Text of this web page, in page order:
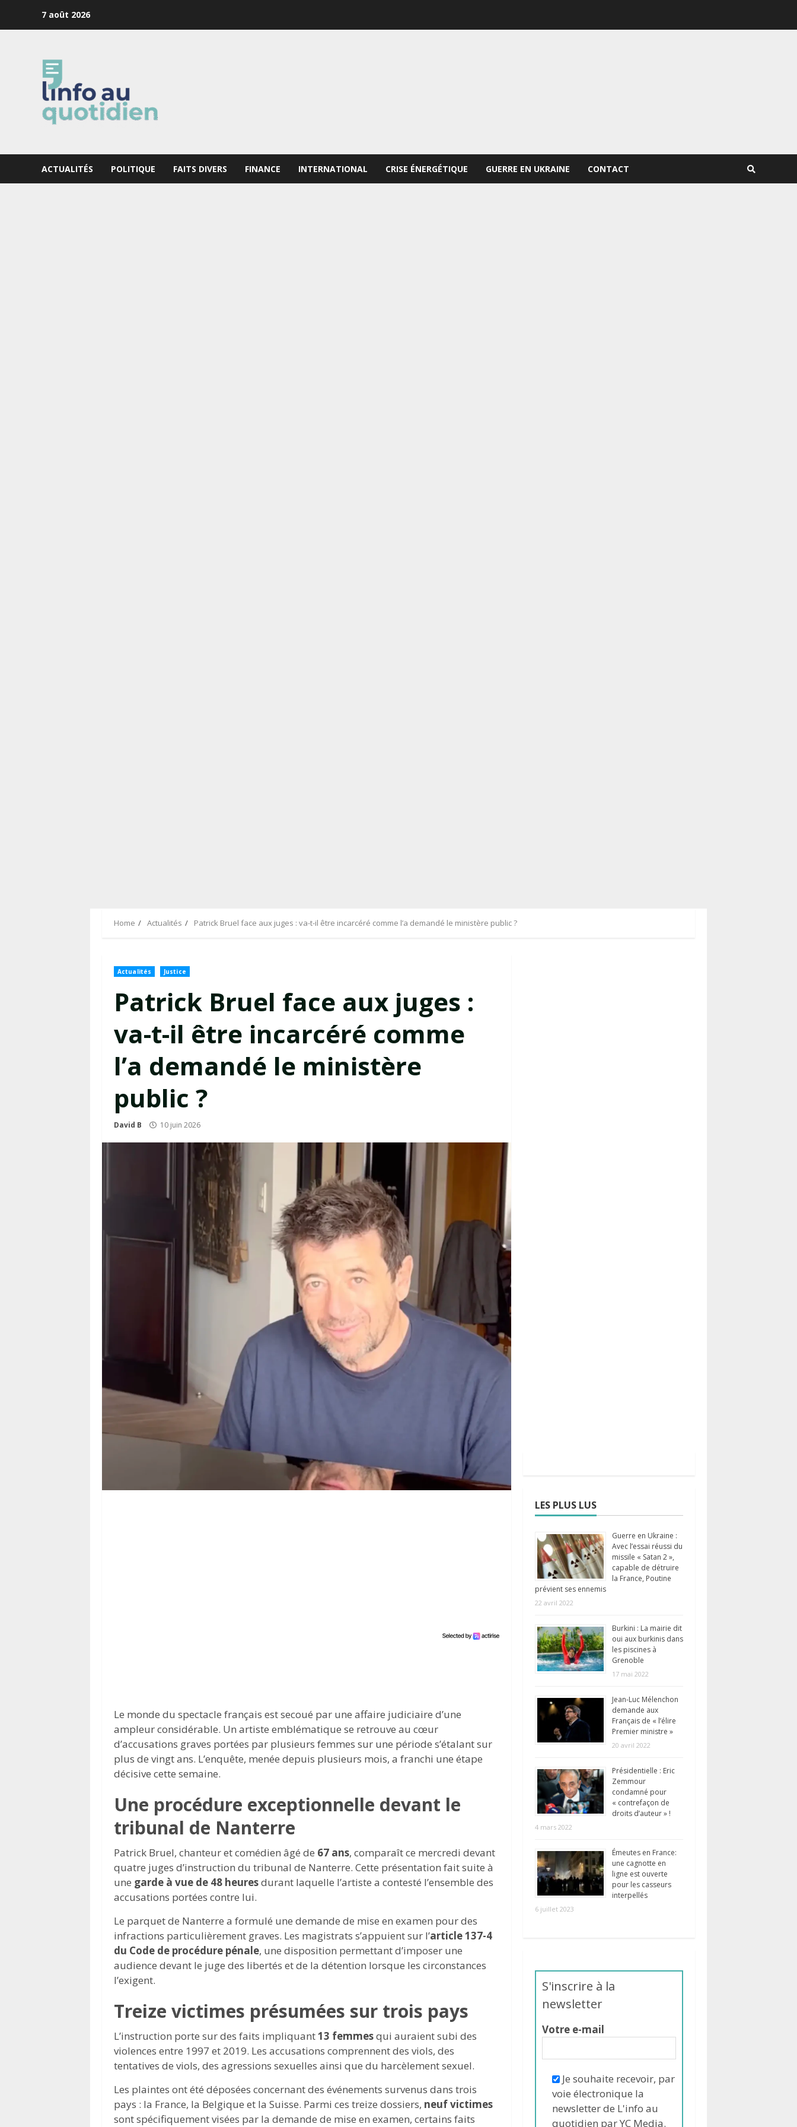
7 août 2026
ACTUALITÉS POLITIQUE FAITS DIVERS FINANCE INTERNATIONAL CRISE ÉNERGÉTIQUE GUERRE EN UKRAINE CONTACT
Home Actualités Patrick Bruel face aux juges : va-t-il être incarcéré comme l’a demandé le ministère public ?
Actualités Justice
Patrick Bruel face aux juges :
va-t-il être incarcéré comme
l’a demandé le ministère
public ?
David B 10 juin 2026
Le monde du spectacle français est secoué par une affaire judiciaire d’une
ampleur considérable. Un artiste emblématique se retrouve au cœur
d’accusations graves portées par plusieurs femmes sur une période s’étalant sur
plus de vingt ans. L’enquête, menée depuis plusieurs mois, a franchi une étape
décisive cette semaine.
Une procédure exceptionnelle devant le
tribunal de Nanterre
Patrick Bruel, chanteur et comédien âgé de 67 ans, comparaît ce mercredi devant
quatre juges d’instruction du tribunal de Nanterre. Cette présentation fait suite à
une garde à vue de 48 heuresdurant laquelle l’artiste a contesté l’ensemble des
accusations portées contre lui.
Le parquet de Nanterre a formulé une demande de mise en examen pour des
infractions particulièrement graves. Les magistrats s’appuient sur l’article 137-4
du Code de procédure pénale, une disposition permettant d’imposer une
audience devant le juge des libertés et de la détention lorsque les circonstances
l’exigent.
Treize victimes présumées sur trois pays
L’instruction porte sur des faits impliquant13 femmesqui auraient subi des
violences entre 1997 et 2019. Les accusations comprennent des viols, des
tentatives de viols, des agressions sexuelles ainsi que du harcèlement sexuel.
Les plaintes ont été déposées concernant des événements survenus dans trois
pays : la France, la Belgique et la Suisse. Parmi ces treize dossiers, neuf victimes
sont spécifiquement visées par la demande de mise en examen, certains faits
LES PLUS LUS
Guerre en Ukraine :
Avec l’essai réussi du
missile « Satan 2 »,
capable de détruire
la France, Poutine
prévient ses ennemis
22 avril 2022
Burkini : La mairie dit
oui aux burkinis dans
les piscines à
Grenoble
17 mai 2022
Jean-Luc Mélenchon
demande aux
Français de « l’élire
Premier ministre »
20 avril 2022
Présidentielle : Eric
Zemmour
condamné pour
« contrefaçon de
droits d’auteur » !
4 mars 2022
Émeutes en France:
une cagnotte en
ligne est ouverte
pour les casseurs
interpellés
6 juillet 2023
S'inscrire à la
newsletter
Votre e-mail
Je souhaite recevoir, par
voie électronique la
newsletter de L'info au
quotidien par YC Media.